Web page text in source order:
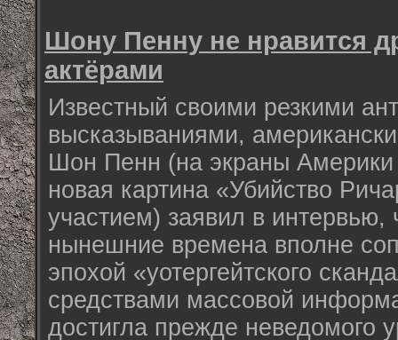
Шону Пенну не нравится
актёрами
Известный своими резкими
высказываниями,
Шон Пенн (на экраны Америки
новая картина «Убийство
участием) заявил в интервью,
нынешние времена вполне
эпохой «уотергейтского
средствами массовой
достигла прежде неведомого